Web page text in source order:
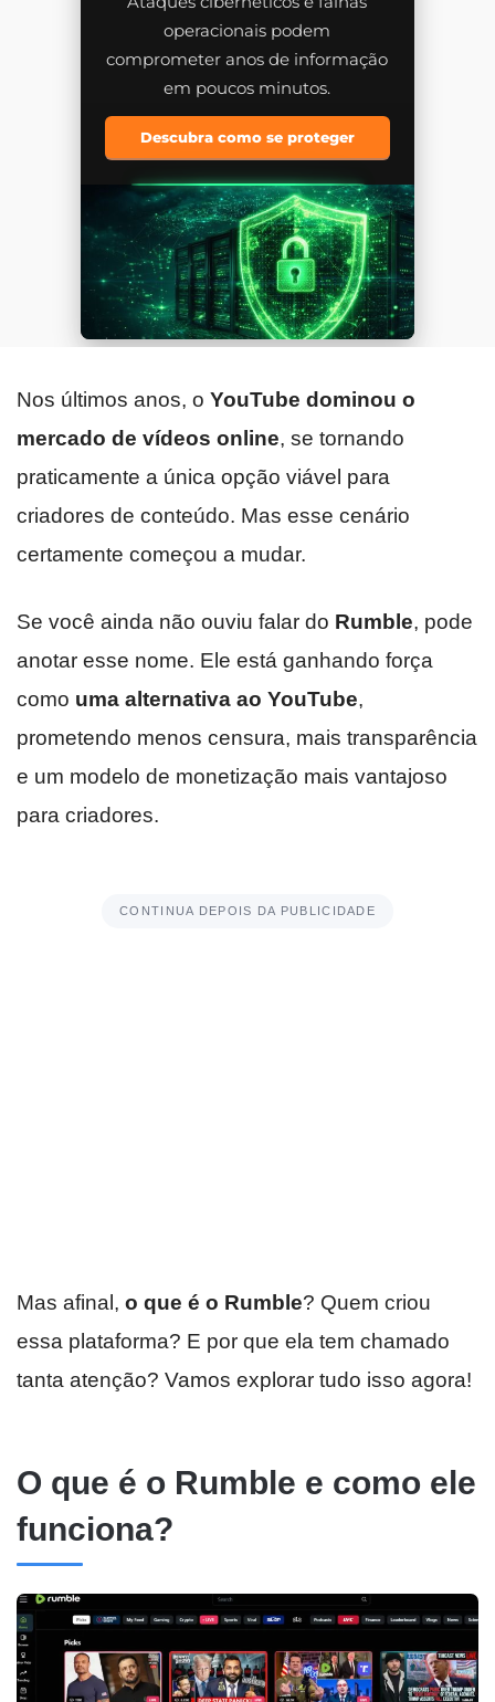
operacionais podem
comprometer anos de informação
em poucos minutos.
Descubra como se proteger
Nos últimos anos, o YouTube dominou o
mercado de vídeos online, se tornando
praticamente a única opção viável para
criadores de conteúdo. Mas esse cenário
certamente começou a mudar.
Se você ainda não ouviu falar do Rumble, pode
anotar esse nome. Ele está ganhando força
como uma alternativa ao YouTube,
prometendo menos censura, mais transparência
e um modelo de monetização mais vantajoso
para criadores.
CONTINUA DEPOIS DA PUBLICIDADE
Mas afinal, o que é o Rumble? Quem criou
essa plataforma? E por que ela tem chamado
tanta atenção? Vamos explorar tudo isso agora!
O que é o Rumble e como ele
funciona?